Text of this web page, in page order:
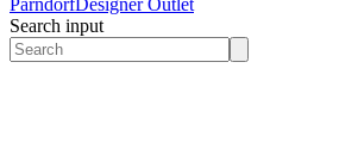
Search input